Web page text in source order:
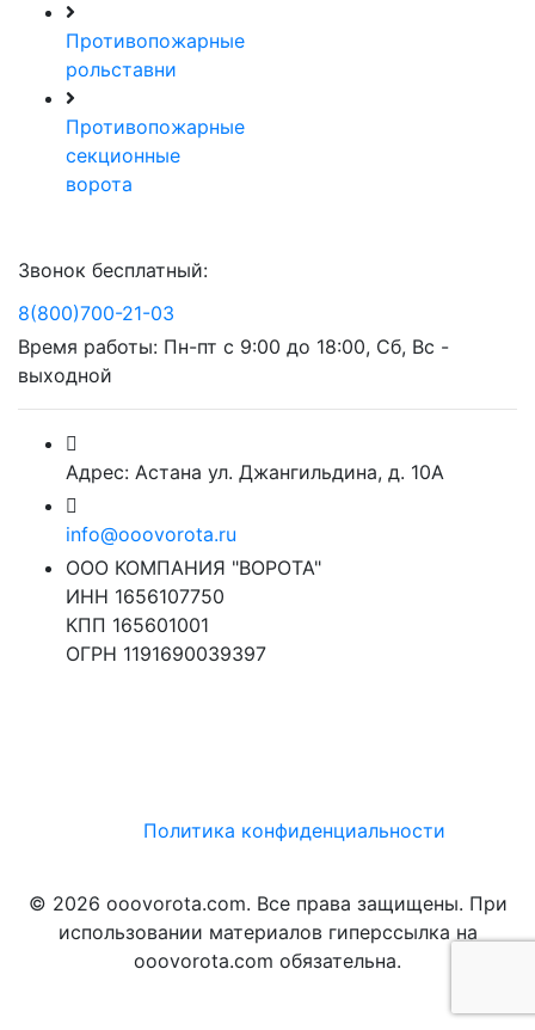
Противопожарные
рольставни
Противопожарные
секционные
ворота
Звонок бесплатный:
8(800)700-21-03
Время работы: Пн-пт с 9:00 до 18:00, Сб, Вс -
выходной
Адрес: Астана ул. Джангильдина, д. 10А
info@ooovorota.ru
ООО КОМПАНИЯ "ВОРОТА"
ИНН 1656107750
КПП 165601001
ОГРН 1191690039397
Политика конфиденциальности
© 2026 ooovorota.com. Все права защищены. При
использовании материалов гиперссылка на
ooovorota.com обязательна.